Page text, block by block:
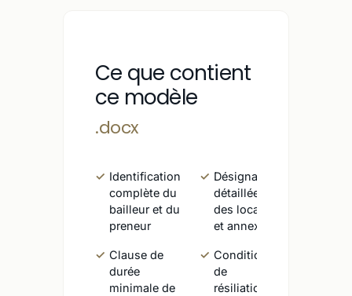
Ce que contient
ce modèle
.docx
Identification
complète du
bailleur et du
preneur
Désignation
détaillée
des locaux
et annexes
Clause de
durée
minimale de
Conditions
de
résiliation